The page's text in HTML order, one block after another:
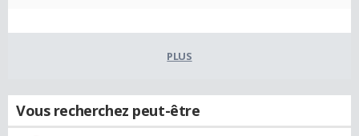
PLUS
Vous recherchez peut-être